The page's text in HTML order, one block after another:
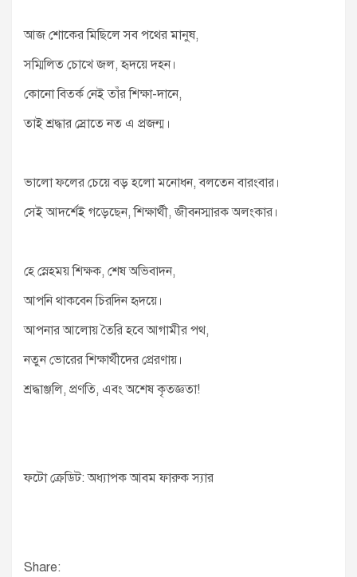
আজ শোকের মিছিলে সব পথের মানুষ,
সম্মিলিত চোখে জল, হৃদয়ে দহন।
কোনো বিতর্ক নেই তাঁর শিক্ষা-দানে,
তাই শ্রদ্ধার স্রোতে নত এ প্রজন্ম।
ভালো ফলের চেয়ে বড় হলো মনোধন, বলতেন বারংবার।
সেই আদর্শেই গড়েছেন, শিক্ষার্থী, জীবনস্মারক অলংকার।
হে স্নেহময় শিক্ষক, শেষ অভিবাদন,
আপনি থাকবেন চিরদিন হৃদয়ে।
আপনার আলোয় তৈরি হবে আগামীর পথ,
নতুন ভোরের শিক্ষার্থীদের প্রেরণায়।
শ্রদ্ধাঞ্জলি, প্রণতি, এবং অশেষ কৃতজ্ঞতা!
ফটো ক্রেডিট: অধ্যাপক আবম ফারুক স্যার
Share: